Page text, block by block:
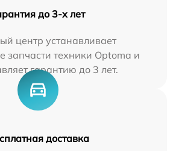
до 3-х лет
центр устанавливает
запчасти техники Optoma и
гарантию до 3 лет.
доставка